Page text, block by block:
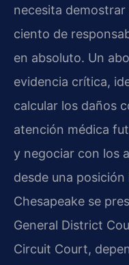
necesita
ciento de
en absoluto. Un
evidencia crítica,
calcular los daños
atención médica
y negociar con los
desde una
Chesapeake se
General District
Circuit Court,